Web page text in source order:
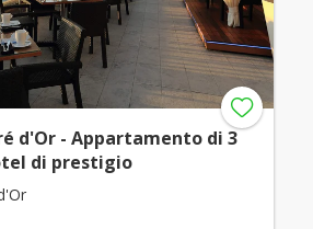
d'Or - Appartamento di 3
di prestigio